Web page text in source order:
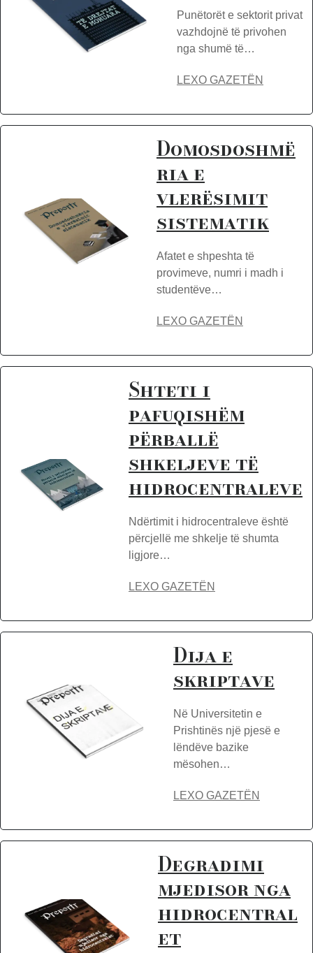
Punëtorët e sektorit privat
vazhdojnë të privohen
nga shumë të…
LEXO GAZETËN
Domosdoshmë
ria e
vlerësimit
sistematik
Afatet e shpeshta të
provimeve, numri i madh i
studentëve…
LEXO GAZETËN
Shteti i
pafuqishëm
përballë
shkeljeve të
hidrocentraleve
Ndërtimit i hidrocentraleve është
përcjellë me shkelje të shumta
ligjore…
LEXO GAZETËN
Dija e
skriptave
Në Universitetin e
Prishtinës një pjesë e
lëndëve bazike
mësohen…
LEXO GAZETËN
Degradimi
mjedisor nga
hidrocentral
et